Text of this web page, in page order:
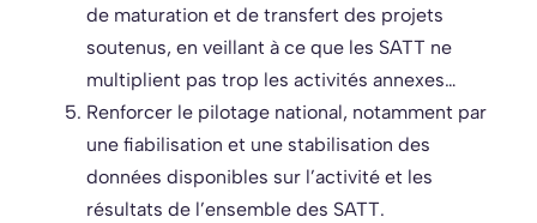
de maturation et de transfert des projets
soutenus, en veillant à ce que les SATT ne
multiplient pas trop les activités annexes…
Renforcer le pilotage national, notamment par
une fiabilisation et une stabilisation des
données disponibles sur l’activité et les
résultats de l’ensemble des SATT.